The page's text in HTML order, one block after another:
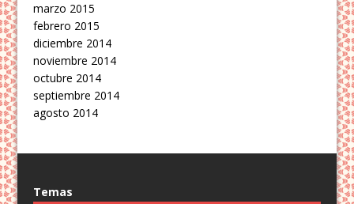
marzo 2015
febrero 2015
diciembre 2014
noviembre 2014
octubre 2014
septiembre 2014
agosto 2014
Temas